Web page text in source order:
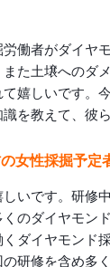
労働者がダイ
た土壌へのダ
嬉しいです。
を教えて、彼
女性採掘予定
いです。研修
のダイヤモン
ダイヤモンド
研修を含め多